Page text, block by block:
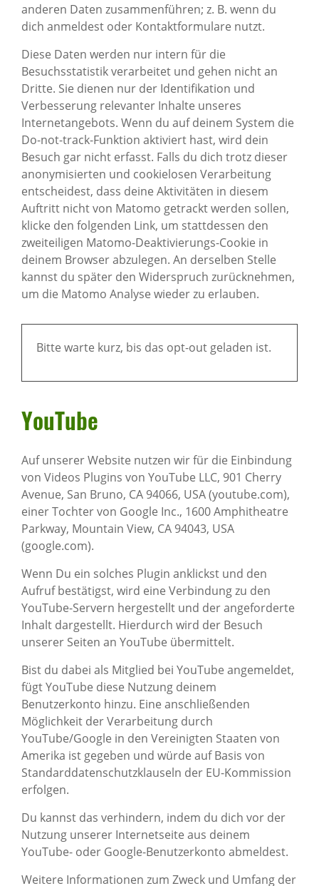
anderen Daten zusammenführen; z. B. wenn du
dich anmeldest oder Kontaktformulare nutzt.
Diese Daten werden nur intern für die
Besuchsstatistik verarbeitet und gehen nicht an
Dritte. Sie dienen nur der Identifikation und
Verbesserung relevanter Inhalte unseres
Internetangebots. Wenn du auf deinem System die
Do-not-track-Funktion aktiviert hast, wird dein
Besuch gar nicht erfasst. Falls du dich trotz dieser
anonymisierten und cookielosen Verarbeitung
entscheidest, dass deine Aktivitäten in diesem
Auftritt nicht von Matomo getrackt werden sollen,
klicke den folgenden Link, um stattdessen den
zweiteiligen Matomo-Deaktivierungs-Cookie in
deinem Browser abzulegen. An derselben Stelle
kannst du später den Widerspruch zurücknehmen,
um die Matomo Analyse wieder zu erlauben.
Bitte warte kurz, bis das opt-out geladen ist.
YouTube
Auf unserer Website nutzen wir für die Einbindung
von Videos Plugins von YouTube LLC, 901 Cherry
Avenue, San Bruno, CA 94066, USA (youtube.com),
einer Tochter von Google Inc., 1600 Amphitheatre
Parkway, Mountain View, CA 94043, USA
(google.com).
Wenn Du ein solches Plugin anklickst und den
Aufruf bestätigst, wird eine Verbindung zu den
YouTube-Servern hergestellt und der angeforderte
Inhalt dargestellt. Hierdurch wird der Besuch
unserer Seiten an YouTube übermittelt.
Bist du dabei als Mitglied bei YouTube angemeldet,
fügt YouTube diese Nutzung deinem
Benutzerkonto hinzu. Eine anschließenden
Möglichkeit der Verarbeitung durch
YouTube/Google in den Vereinigten Staaten von
Amerika ist gegeben und würde auf Basis von
Standarddatenschutzklauseln der EU-Kommission
erfolgen.
Du kannst das verhindern, indem du dich vor der
Nutzung unserer Internetseite aus deinem
YouTube- oder Google-Benutzerkonto abmeldest.
Weitere Informationen zum Zweck und Umfang der